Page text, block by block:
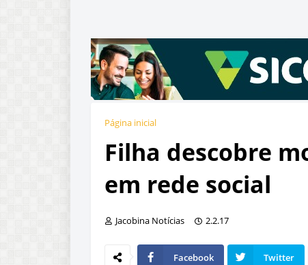
Página inicial
Filha descobre
em rede social
Jacobina Notícias 2.2.17
Facebook Twitter